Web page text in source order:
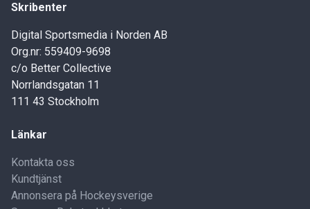
Skribenter
Digital Sportsmedia i Norden AB
Org.nr: 559409-9698
c/o Better Collective
Norrlandsgatan 11
111 43 Stockholm
Länkar
Kontakta oss
Kundtjänst
Annonsera på Hockeysverige